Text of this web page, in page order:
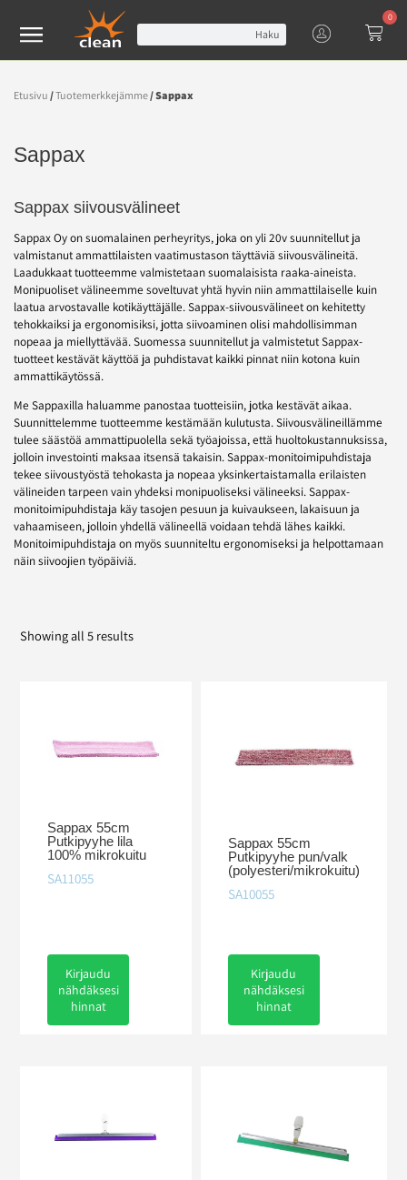
Haku
0
Etusivu /Tuotemerkkejämme/ Sappax
Sappax
Sappax siivousvälineet
Sappax Oy on suomalainen perheyritys, joka on yli 20v suunnitellut ja
valmistanut ammattilaisten vaatimustason täyttäviä siivousvälineitä.
Laadukkaat tuotteemme valmistetaan suomalaisista raaka-aineista.
Monipuoliset välineemme soveltuvat yhtä hyvin niin ammattilaiselle kuin
laatua arvostavalle kotikäyttäjälle. Sappax-siivousvälineet on kehitetty
tehokkaiksi ja ergonomisiksi, jotta siivoaminen olisi mahdollisimman
nopeaa ja miellyttävää. Suomessa suunnitellut ja valmistetut Sappax-
tuotteet kestävät käyttöä ja puhdistavat kaikki pinnat niin kotona kuin
ammattikäytössä.
Me Sappaxilla haluamme panostaa tuotteisiin, jotka kestävät aikaa.
Suunnittelemme tuotteemme kestämään kulutusta. Siivousvälineillämme
tulee säästöä ammattipuolella sekä työajoissa, että huoltokustannuksissa,
jolloin investointi maksaa itsensä takaisin. Sappax-monitoimipuhdistaja
tekee siivoustyöstä tehokasta ja nopeaa yksinkertaistamalla erilaisten
välineiden tarpeen vain yhdeksi monipuoliseksi välineeksi. Sappax-
monitoimipuhdistaja käy tasojen pesuun ja kuivaukseen, lakaisuun ja
vahaamiseen, jolloin yhdellä välineellä voidaan tehdä lähes kaikki.
Monitoimipuhdistaja on myös suunniteltu ergonomiseksi ja helpottamaan
näin siivoojien työpäiviä.
Showing all 5 results
Sappax 55cm
Putkipyyhe lila
100% mikrokuitu
SA11055
Kirjaudu
nähdäksesi
hinnat
Sappax 55cm
Putkipyyhe pun/valk
(polyesteri/mikrokuitu)
SA10055
Kirjaudu
nähdäksesi
hinnat